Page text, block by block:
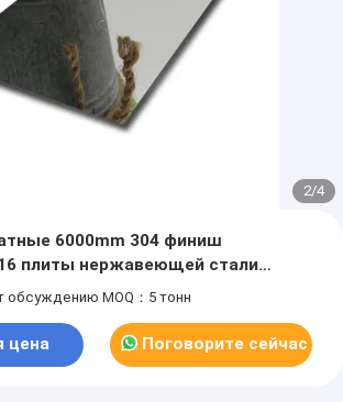
2/4
6000mm 304 финиш
плиты нержавеющей стали
2b
обсуждению MOQ：5 тонн
цена Поговорите сейчас